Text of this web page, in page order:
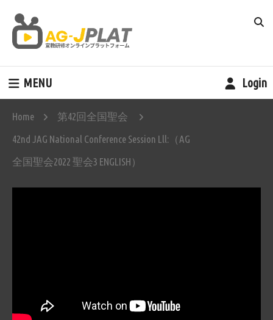
MENU Login
Home
第42回全国聖会
42nd JAG National Conference Session Lll:（AG
全国聖会2022 聖会3 ENGLISH）